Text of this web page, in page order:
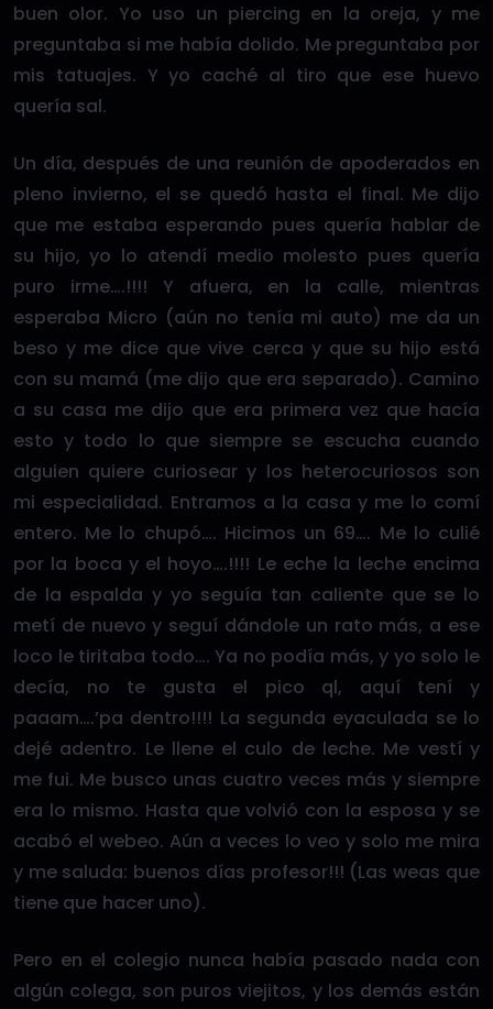
buen olor. Yo uso un piercing en la oreja, y me
preguntaba si me había dolido. Me preguntaba por
mis tatuajes. Y yo caché al tiro que ese huevo
quería sal.
Un día, después de una reunión de apoderados en
pleno invierno, el se quedó hasta el final. Me dijo
que me estaba esperando pues quería hablar de
su hijo, yo lo atendí medio molesto pues quería
puro irme….!!!! Y afuera, en la calle, mientras
esperaba Micro (aún no tenía mi auto) me da un
beso y me dice que vive cerca y que su hijo está
con su mamá (me dijo que era separado). Camino
a su casa me dijo que era primera vez que hacía
esto y todo lo que siempre se escucha cuando
alguien quiere curiosear y los heterocuriosos son
mi especialidad. Entramos a la casa y me lo comí
entero. Me lo chupó…. Hicimos un 69…. Me lo culié
por la boca y el hoyo….!!!! Le eche la leche encima
de la espalda y yo seguía tan caliente que se lo
metí de nuevo y seguí dándole un rato más, a ese
loco le tiritaba todo…. Ya no podía más, y yo solo le
decía, no te gusta el pico ql, aquí tení y
paaam….’pa dentro!!!! La segunda eyaculada se lo
dejé adentro. Le llene el culo de leche. Me vestí y
me fui. Me busco unas cuatro veces más y siempre
era lo mismo. Hasta que volvió con la esposa y se
acabó el webeo. Aún a veces lo veo y solo me mira
y me saluda: buenos días profesor!!! (Las weas que
tiene que hacer uno).
Pero en el colegio nunca había pasado nada con
algún colega, son puros viejitos, y los demás están